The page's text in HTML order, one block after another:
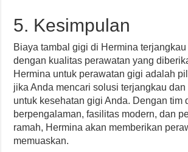
5. Kesimpulan
Biaya tambal gigi di Hermina
dengan kualitas perawatan yang
Hermina untuk perawatan gigi adalah
jika Anda mencari solusi terjangkau
untuk kesehatan gigi Anda. Dengan tim
berpengalaman, fasilitas modern, dan
ramah, Hermina akan memberikan
memuaskan.